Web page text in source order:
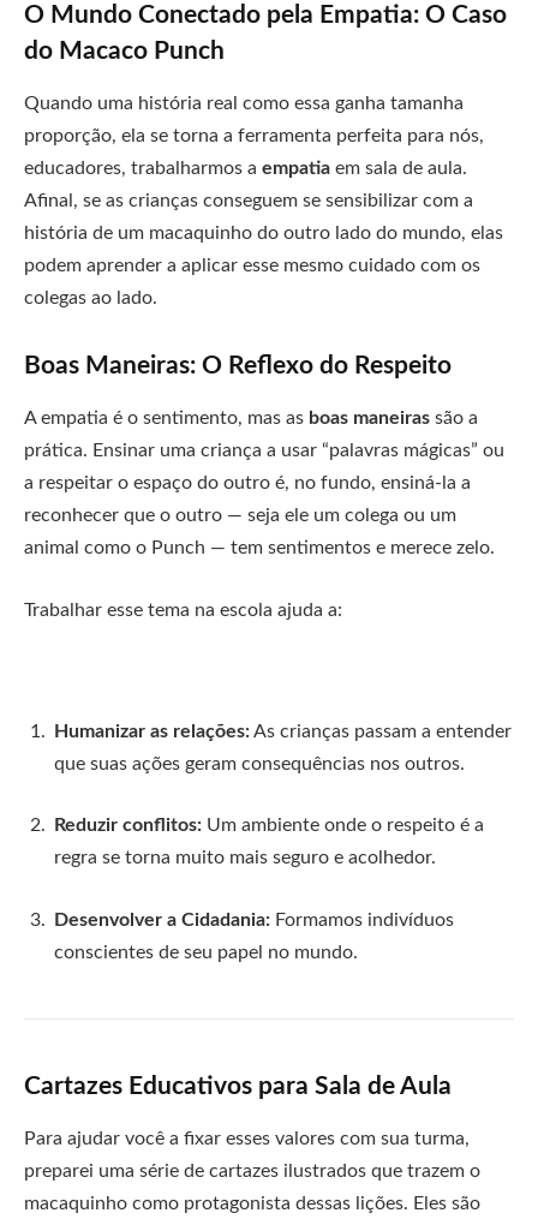
O Mundo Conectado pela Empatia: O Caso
do Macaco Punch
Quando uma história real como essa ganha tamanha
proporção, ela se torna a ferramenta perfeita para nós,
educadores, trabalharmos a empatia em sala de aula.
Afinal, se as crianças conseguem se sensibilizar com a
história de um macaquinho do outro lado do mundo, elas
podem aprender a aplicar esse mesmo cuidado com os
colegas ao lado.
Boas Maneiras: O Reflexo do Respeito
A empatia é o sentimento, mas as boas maneiras são a
prática. Ensinar uma criança a usar “palavras mágicas” ou
a respeitar o espaço do outro é, no fundo, ensiná-la a
reconhecer que o outro — seja ele um colega ou um
animal como o Punch — tem sentimentos e merece zelo.
Trabalhar esse tema na escola ajuda a:
Humanizar as relações:As crianças passam a entender
que suas ações geram consequências nos outros.
Reduzir conflitos: Um ambiente onde o respeito é a
regra se torna muito mais seguro e acolhedor.
Desenvolver a Cidadania: Formamos indivíduos
conscientes de seu papel no mundo.
Cartazes Educativos para Sala de Aula
Para ajudar você a fixar esses valores com sua turma,
preparei uma série de cartazes ilustrados que trazem o
macaquinho como protagonista dessas lições. Eles são